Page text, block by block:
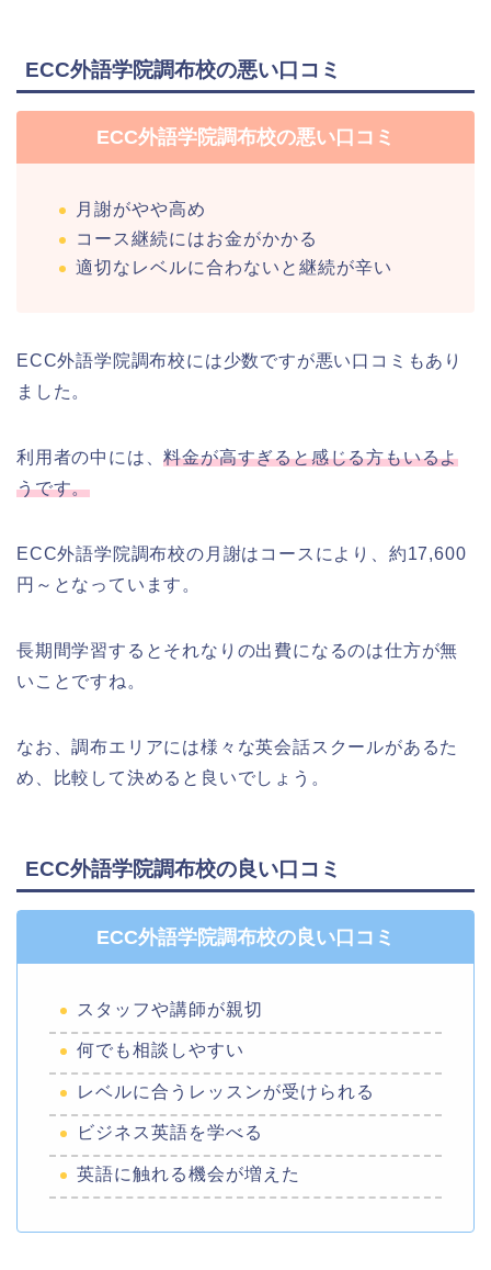
ECC外語学院調布校の悪い口コミ
ECC外語学院調布校の悪い口コミ
月謝がやや高め
コース継続にはお金がかかる
適切なレベルに合わないと継続が辛い
ECC外語学院調布校には少数ですが悪い口コミもあり
ました。
利用者の中には、料金が高すぎると感じる方もいるよ
うです。
ECC外語学院調布校の月謝はコースにより、約17,600
円～となっています。
長期間学習するとそれなりの出費になるのは仕方が無
いことですね。
なお、調布エリアには様々な英会話スクールがあるた
め、比較して決めると良いでしょう。
ECC外語学院調布校の良い口コミ
ECC外語学院調布校の良い口コミ
スタッフや講師が親切
何でも相談しやすい
レベルに合うレッスンが受けられる
ビジネス英語を学べる
英語に触れる機会が増えた